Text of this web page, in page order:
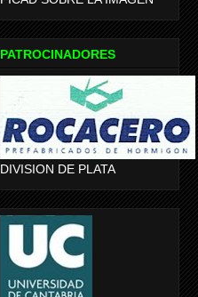
PATROCINADORES
DIVISION DE PLATA